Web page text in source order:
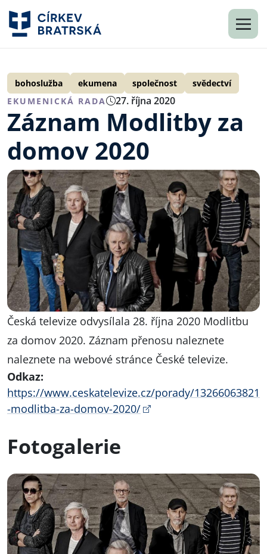
bohoslužba ekumena společnost
svědectví
EKUMENICKÁ RADA
27. října 2020
Záznam Modlitby za
domov 2020
Česká televize odvysílala 28. října 2020 Modlitbu
za domov 2020. Záznam přenosu naleznete
naleznete na webové stránce České televize.
Odkaz:
https://www.ceskatelevize.cz/porady/13266063821
-modlitba-za-domov-2020/
Fotogalerie